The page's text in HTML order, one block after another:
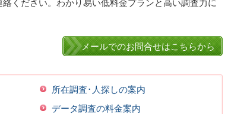
ください。わかり易い低料金プランと高い調査力に
メールでのお問合せはこちらから
所在調査･人探しの案内
データ調査の料金案内